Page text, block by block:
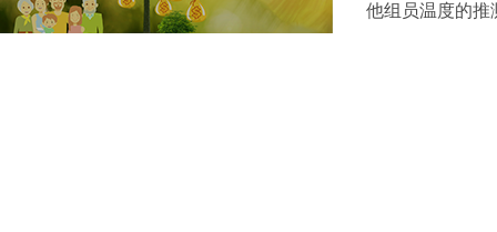
他组员温度的推